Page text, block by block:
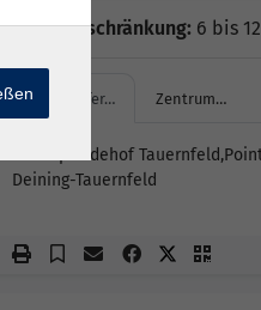
Altersbeschränkung: 6 bis
Islandpfer… Zentrum…
Islandpferdehof
Deining-Tauernfeld